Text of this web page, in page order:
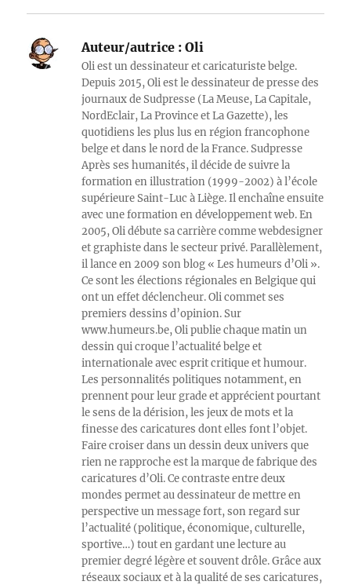
Auteur/autrice : Oli
Oli est un dessinateur et caricaturiste belge.
Depuis 2015, Oli est le dessinateur de presse des
journaux de Sudpresse (La Meuse, La Capitale,
NordEclair, La Province et La Gazette), les
quotidiens les plus lus en région francophone
belge et dans le nord de la France. Sudpresse
Après ses humanités, il décide de suivre la
formation en illustration (1999-2002) à l’école
supérieure Saint-Luc à Liège. Il enchaîne ensuite
avec une formation en développement web. En
2005, Oli débute sa carrière comme webdesigner
et graphiste dans le secteur privé. Parallèlement,
il lance en 2009 son blog « Les humeurs d’Oli ».
Ce sont les élections régionales en Belgique qui
ont un effet déclencheur. Oli commet ses
premiers dessins d’opinion. Sur
www.humeurs.be, Oli publie chaque matin un
dessin qui croque l’actualité belge et
internationale avec esprit critique et humour.
Les personnalités politiques notamment, en
prennent pour leur grade et apprécient pourtant
le sens de la dérision, les jeux de mots et la
finesse des caricatures dont elles font l’objet.
Faire croiser dans un dessin deux univers que
rien ne rapproche est la marque de fabrique des
caricatures d’Oli. Ce contraste entre deux
mondes permet au dessinateur de mettre en
perspective un message fort, son regard sur
l’actualité (politique, économique, culturelle,
sportive…) tout en gardant une lecture au
premier degré légère et souvent drôle. Grâce aux
réseaux sociaux et à la qualité de ses caricatures,